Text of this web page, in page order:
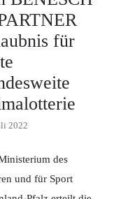
für
2022
des
und für Sport